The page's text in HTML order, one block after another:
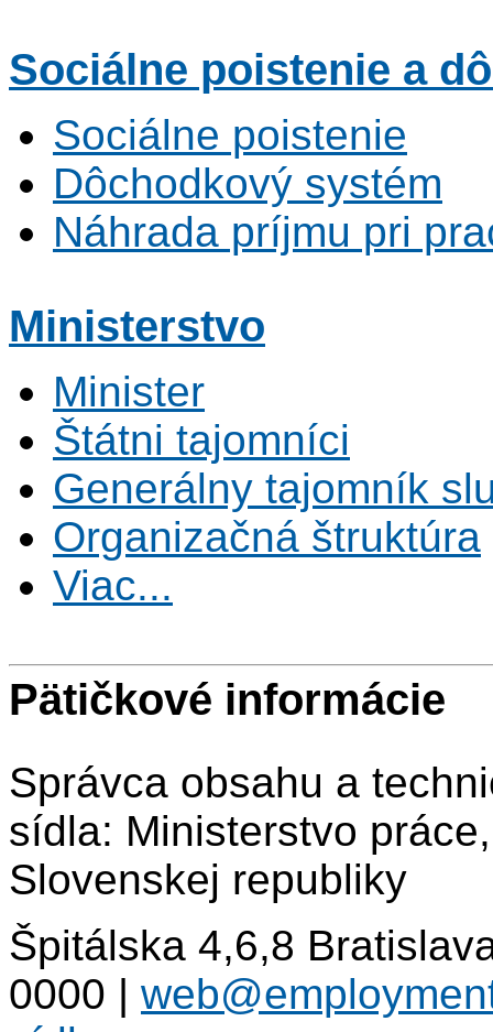
Sociálne poistenie a
Sociálne poistenie
Dôchodkový systém
Náhrada príjmu pri
Ministerstvo
Minister
Štátni tajomníci
Generálny tajomník
Organizačná štruktúra
Viac...
Pätičkové informácie
Správca obsahu a
sídla: Ministerstvo
Slovenskej republiky
Špitálska 4,6,8
0000 |